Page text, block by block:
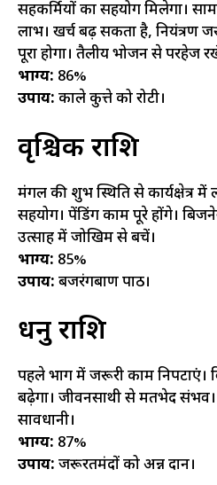
सहकर्मियों का सहयोग मिलेगा।
लाभ। खर्च बढ़ सकता है, नियंत्रण
पूरा होगा। तैलीय भोजन से परहेज
भाग्य: 86%
उपाय: काले कुत्ते को रोटी।
वृश्चिक राशि
मंगल की शुभ स्थिति से कार्यक्षेत्र में
सहयोग। पेंडिंग काम पूरे होंगे।
उत्साह में जोखिम से बचें।
भाग्य: 85%
उपाय: बजरंगबाण पाठ।
धनु राशि
पहले भाग में जरूरी काम निपटाएं।
बढ़ेगा। जीवनसाथी से मतभेद संभव।
सावधानी।
भाग्य: 87%
उपाय: जरूरतमंदों को अन्न दान।